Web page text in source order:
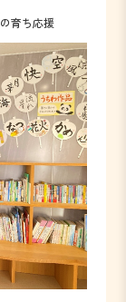
育ち応援